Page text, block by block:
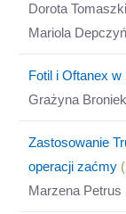
Dorota
Mariola
Fotil i Oftanex
Grażyna Broniek
Zastosowanie
operacji zaćmy
Marzena Petrus